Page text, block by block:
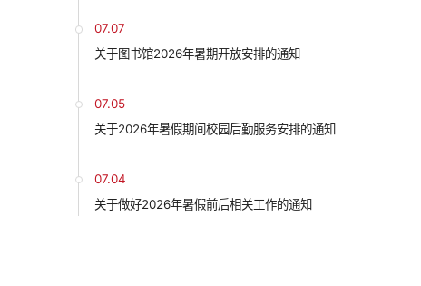
07.07
关于图书馆2026年暑期开放安排的通知
07.05
关于2026年暑假期间校园后勤服务安排的通知
07.04
关于做好2026年暑假前后相关工作的通知